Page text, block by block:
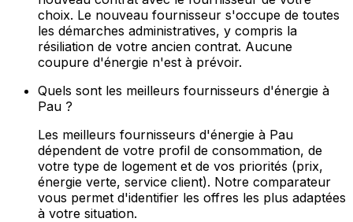
choix. Le nouveau fournisseur s'occupe de toutes
les démarches administratives, y compris la
résiliation de votre ancien contrat. Aucune
coupure d'énergie n'est à prévoir.
Quels sont les meilleurs fournisseurs d'énergie à
Pau ?
Les meilleurs fournisseurs d'énergie à Pau
dépendent de votre profil de consommation, de
votre type de logement et de vos priorités (prix,
énergie verte, service client). Notre comparateur
vous permet d'identifier les offres les plus adaptées
à votre situation.